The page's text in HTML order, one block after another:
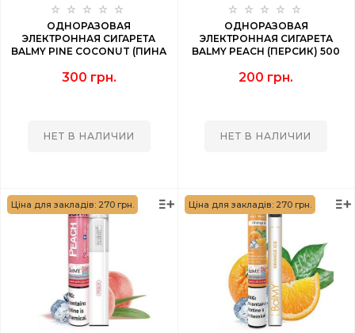
ОДНОРАЗОВАЯ
ЭЛЕКТРОННАЯ СИГАРЕТА
BALMY PINE COCONUT (ПИНА
300 грн.
НЕТ В НАЛИЧИИ
ОДНОРАЗОВАЯ
ЭЛЕКТРОННАЯ СИГАРЕТА
BALMY PEACH (ПЕРСИК) 500
200 грн.
НЕТ В НАЛИЧИИ
Ціна для закладів: 270 грн. Ціна для закладів: 270 грн.